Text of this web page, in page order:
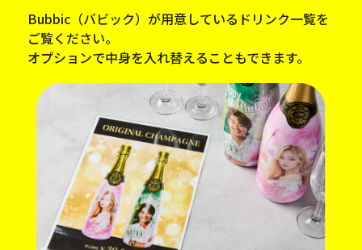
Bubbic（バビック）が用意しているドリンク一覧を
ご覧ください。
オプションで中身を入れ替えることもできます。